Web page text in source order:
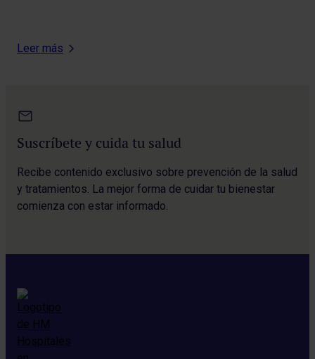
Leer más
Suscríbete y cuida tu salud
Recibe contenido exclusivo sobre prevención de la salud
y tratamientos. La mejor forma de cuidar tu bienestar
comienza con estar informado.